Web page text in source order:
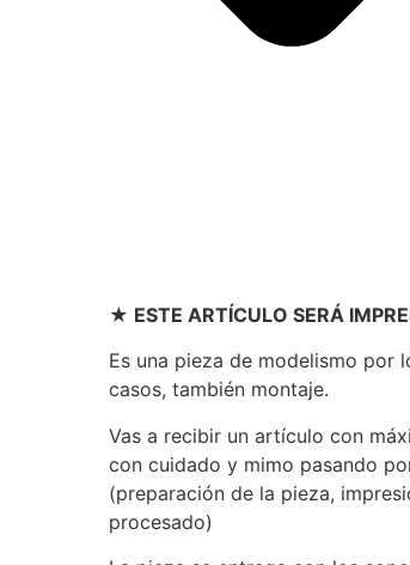
★ ESTE ARTÍCULO SERÁ
Es una pieza de modelismo por
casos, también montaje.
Vas a recibir un artículo con
con cuidado y mimo pasando
(preparación de la pieza,
procesado)